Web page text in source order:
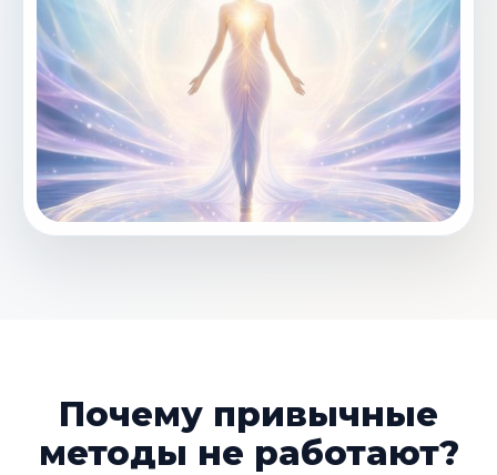
Почему привычные
методы не работают?